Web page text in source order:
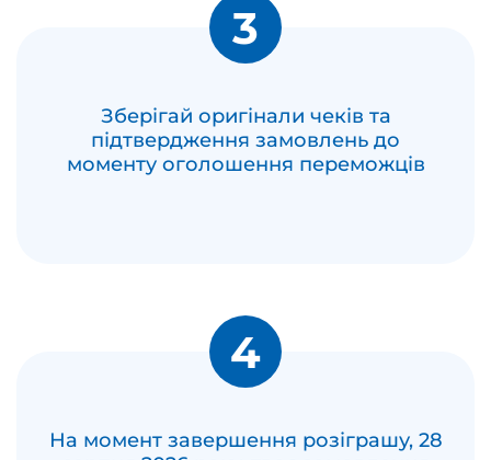
3
Зберігай оригінали чеків та
підтвердження замовлень до
моменту оголошення переможців
4
На момент завершення розіграшу, 28